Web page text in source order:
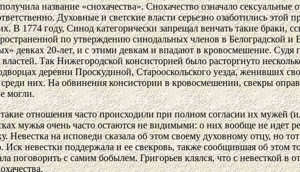
название «снохачества». Снохачество означало
Духовные и светские власти серьезно озаботились этой
В 1774 году, Синод категорически запрещал венчать такие браки,
по утверждению синодальных членов в Белоградской и
девках 20-лет, и с этими девкам и впадают в кровосмешение. Судя
Так Нижегородской консисторией было расторгнуто
деревни Проскудиной, Старооскольского уезда, женивших
них. На обвинения консистории в кровосмешении, свекры
могли.
отношения часто происходили при полном согласии их мужей
мужья очень часто остаются не видимыми: о них вообще не идет
на исповеди сказала об этом своему духовному отцу, но
невестки поддержала и ее свекровь, также сообщившая об этом
поговорить с самим бобылем. Григорьев клялся, что с невесткой в